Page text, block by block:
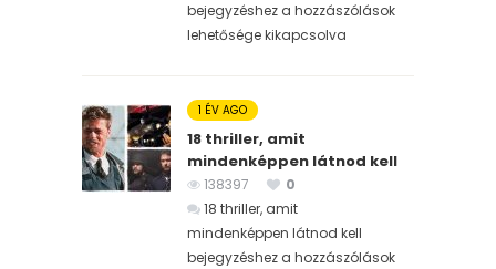
bejegyzéshez a hozzászólások
lehetősége kikapcsolva
1 ÉV AGO
18 thriller, amit
mindenképpen látnod kell
138397
0
18 thriller, amit
mindenképpen látnod kell
bejegyzéshez a hozzászólások